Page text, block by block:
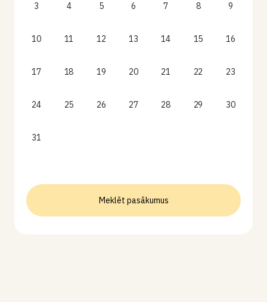
3 4 5 6 7 8 9
10 11 12 13 14 15 16
17 18 19 20 21 22 23
24 25 26 27 28 29 30
31
Meklēt pasākumus